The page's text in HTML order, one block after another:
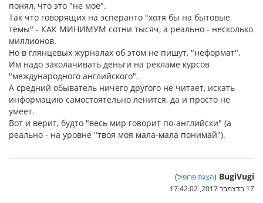
понял, что это "не моё".
Так что говорящих на эсперанто "хотя бы на бытовые
темы" - КАК МИНИМУМ сотни тысяч, а реально - несколько
миллионов.
Но в глянцевых журналах об этом не пишут, "неформат".
Им надо заколачивать деньги на рекламе курсов
"международного английского".
А средний обыватель ничего другого не читает, искать
информацию самостоятельно ленится, да и просто не
умеет.
Вот и верит, будто "весь мир говорит по-английски" (а
реально - на уровне "твоя моя мала-мала понимай").
BugiVugi
(הצגת פרופיל)
17 בדצמבר 2017, 17:42:02